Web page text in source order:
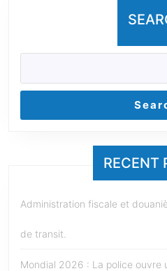
RECENT
Administration fiscale et
de transit.
Mondial 2026 : La police ouvre